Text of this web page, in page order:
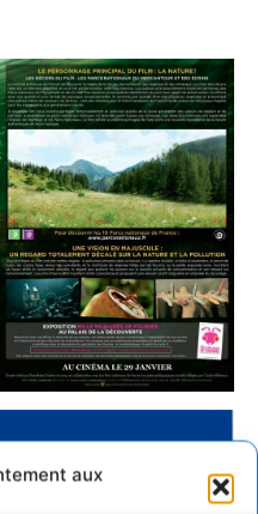
aux